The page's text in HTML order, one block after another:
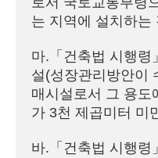
는 지역에 설치하는
마.「건축법 시행령
설(성장관리방안이
매시설로서 그 용도
가 3천 제곱미터 미
바.「건축법 시행령